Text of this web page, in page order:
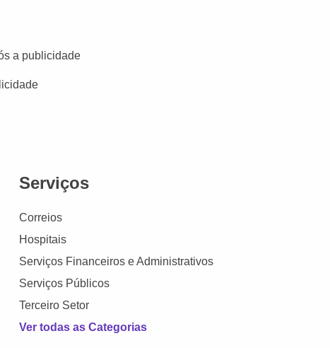
a publicidade
Serviços
Correios
Hospitais
Serviços Financeiros e Administrativos
Serviços Públicos
Terceiro Setor
Ver todas as Categorias